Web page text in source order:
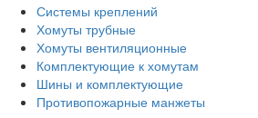
Системы креплений
Хомуты трубные
Хомуты вентиляционные
Комплектующие к хомутам
Шины и комплектующие
Противопожарные манжеты